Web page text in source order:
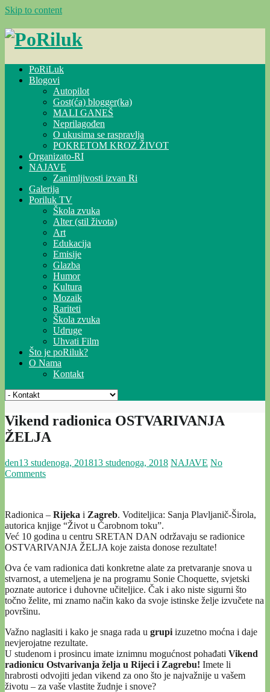
Skip to content
PoRiLuk
Blogovi
Autopilot
Gost(ća) blogger(ka)
MALI GANEŠ
Neprilagođen
O ukusima se raspravlja
POKRETOM KROZ ŽIVOT
Organizato-RI
NAJAVE
Zanimljivosti izvan Ri
Galerija
Poriluk TV
Škola zvuka
Alter (stil života)
Art
Edukacija
Emisije
Glazba
Humor
Kultura
Mozaik
Rariteti
Škola zvuka
Udruge
Uhvati Film
Što je poRiluk?
O Nama
Kontakt
Vikend radionica OSTVARIVANJA
ŽELJA
den13 studenoga, 201813 studenoga, 2018 NAJAVE No
Comments
Radionica – Rijeka i Zagreb. Voditeljica: Sanja Plavljanič-Širola,
autorica knjige “Život u Čarobnom toku”.
Već 10 godina u centru SRETAN DAN održavaju se radionice
OSTVARIVANJA ŽELJA koje zaista donose rezultate!
Ova će vam radionica dati konkretne alate za pretvaranje snova u
stvarnost, a utemeljena je na programu Sonie Choquette, svjetski
poznate autorice i duhovne učiteljice. Čak i ako niste sigurni što
točno želite, mi znamo način kako da svoje istinske želje izvučete na
površinu.
Važno naglasiti i kako je snaga rada u grupi izuzetno moćna i daje
nevjerojatne rezultate.
U studenom i prosincu imate iznimnu mogućnost pohađati Vikend
radionicu Ostvarivanja želja u Rijeci i Zagrebu! Imete li
hrabrosti odvojiti jedan vikend za ono što je najvažnije u vašem
životu – za vaše vlastite žudnje i snove?